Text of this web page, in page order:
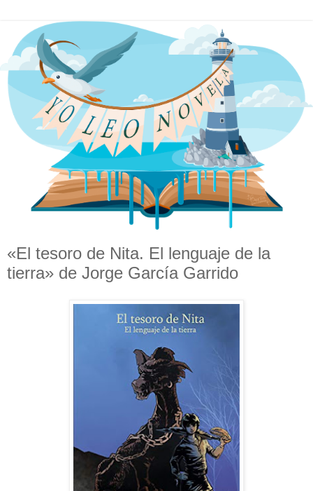
«El tesoro de Nita. El lenguaje de la
tierra» de Jorge García Garrido